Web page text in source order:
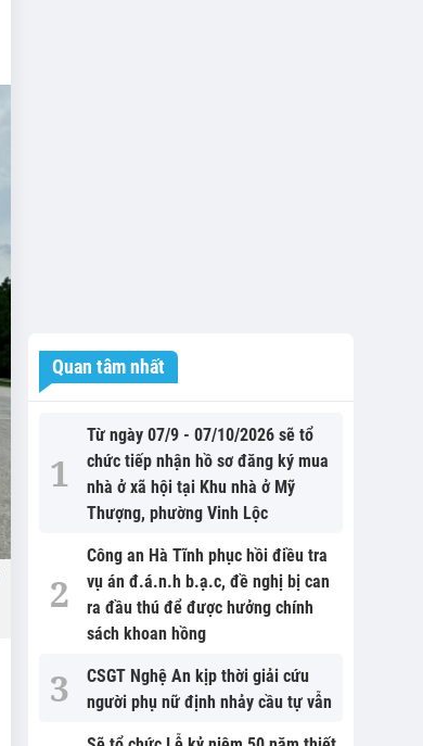
Quan tâm nhất
Từ ngày 07/9 - 07/10/2026 sẽ tổ
chức tiếp nhận hồ sơ đăng ký mua
nhà ở xã hội tại Khu nhà ở Mỹ
Thượng, phường Vinh Lộc
Công an Hà Tĩnh phục hồi điều tra
vụ án đ.á.n.h b.ạ.c, đề nghị bị can
ra đầu thú để được hưởng chính
sách khoan hồng
CSGT Nghệ An kịp thời giải cứu
người phụ nữ định nhảy cầu tự vẫn